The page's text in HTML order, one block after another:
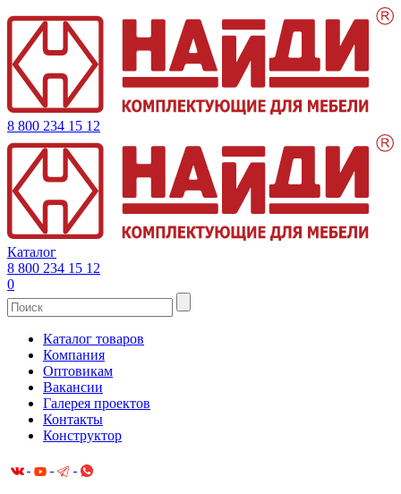
8 800 234 15 12
Каталог
8 800 234 15 12
0
Каталог товаров
Компания
Оптовикам
Вакансии
Галерея проектов
Контакты
Конструктор